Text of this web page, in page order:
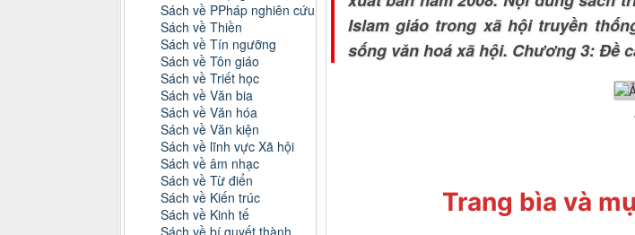
Islam giáo trong xã hội truyền
sống văn hoá xã hội. Chương 3: Đề
Trang bìa và
Sách về PPháp nghiên cứu
Sách về Thiền
Sách về Tín ngưỡng
Sách về Tôn giáo
Sách về Triết học
Sách về Văn bia
Sách về Văn hóa
Sách về Văn kiện
Sách về lĩnh vực Xã hội
Sách về âm nhạc
Sách về Từ điển
Sách về Kiến trúc
Sách về Kinh tế
Sách về bí quyết thành